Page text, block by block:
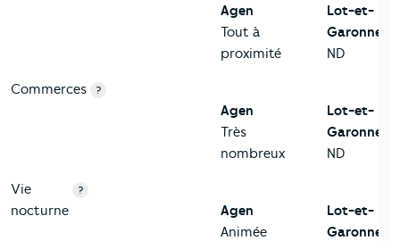
Agen
Tout à
proximité
Lot-et-
Garonne
ND
Commerces ?
Agen
Très
nombreux
Lot-et-
Garonne
ND
Vie
nocturne
?
Agen
Animée
Lot-et-
Garonne